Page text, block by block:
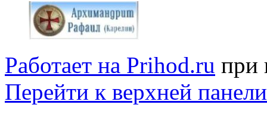
Работает на Prihod.ru при
Перейти к верхней панели